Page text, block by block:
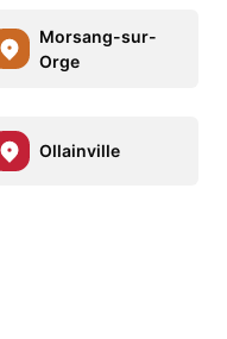
Morsang-sur-
Orge
Ollainville